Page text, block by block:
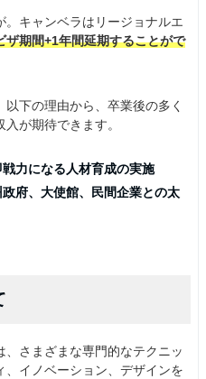
キャンベラはリージョナルエ
ザ期間+1年間延期することがで
下の理由から、卒業後の多く
が期待できます。
力になる人材育成の実施
府、大使館、民間企業との太
さまざまな専門的なテクニッ
、イノベーション、デザインを